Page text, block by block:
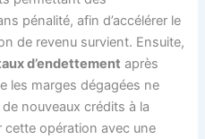
pénalité, afin d’accélérer le
de revenu survient. Ensuite,
d’endettement après
les marges dégagées ne
nouveaux crédits à la
opération avec une